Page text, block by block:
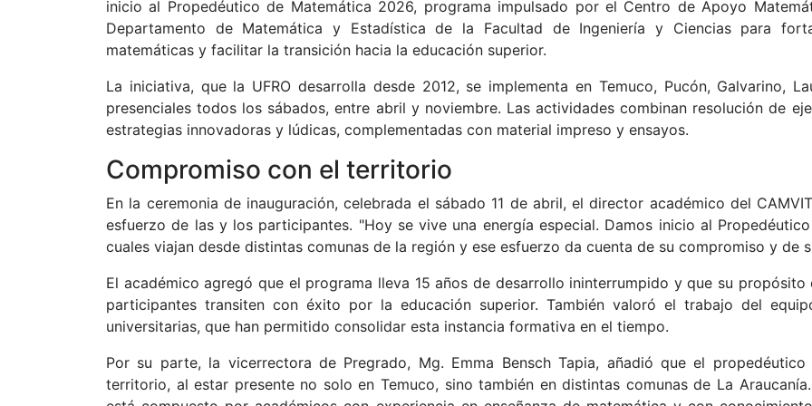
inicio al Propedéutico de Matemática 2026, programa impulsado por el Centro de Apoyo
Departamento de Matemática y Estadística de la Facultad de Ingeniería y Ciencias para
matemáticas y facilitar la transición hacia la educación superior.
La iniciativa, que la UFRO desarrolla desde 2012, se implementa en Temuco, Pucón, Galvarino,
presenciales todos los sábados, entre abril y noviembre. Las actividades combinan resolución de
estrategias innovadoras y lúdicas, complementadas con material impreso y ensayos.
Compromiso con el territorio
En la ceremonia de inauguración, celebrada el sábado 11 de abril, el director académico del
esfuerzo de las y los participantes. "Hoy se vive una energía especial. Damos inicio al
cuales viajan desde distintas comunas de la región y ese esfuerzo da cuenta de su compromiso y de
El académico agregó que el programa lleva 15 años de desarrollo ininterrumpido y que su
participantes transiten con éxito por la educación superior. También valoró el trabajo del
universitarias, que han permitido consolidar esta instancia formativa en el tiempo.
Por su parte, la vicerrectora de Pregrado, Mg. Emma Bensch Tapia, añadió que el
territorio, al estar presente no solo en Temuco, sino también en distintas comunas de La